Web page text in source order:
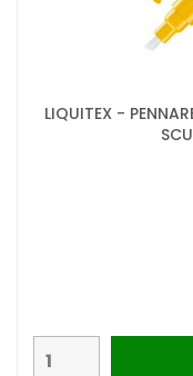
LIQUITEX -